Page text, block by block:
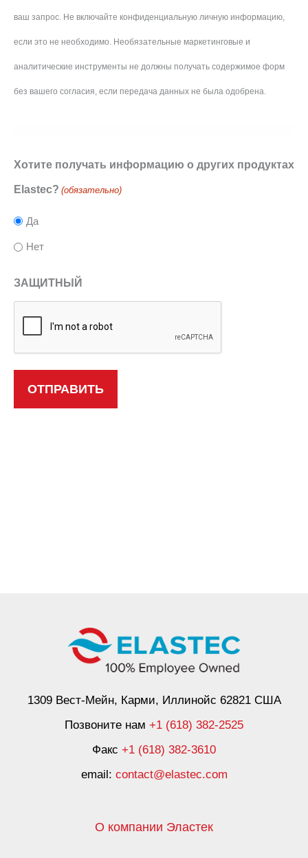
ваш запрос. Не включайте конфиденциальную личную информацию,
если это не необходимо. Необязательные маркетинговые и
аналитические инструменты не должны получать содержимое форм
без вашего согласия, если передача данных не была одобрена.
Хотите получать информацию о других продуктах
Elastec? (обязательно)
Да
Нет
ЗАЩИТНЫЙ
1309 Вест-Мейн, Карми, Иллинойс 62821 США
Позвоните нам +1 (618) 382-2525
Факс +1 (618) 382-3610
email: contact@elastec.com
О компании Эластек